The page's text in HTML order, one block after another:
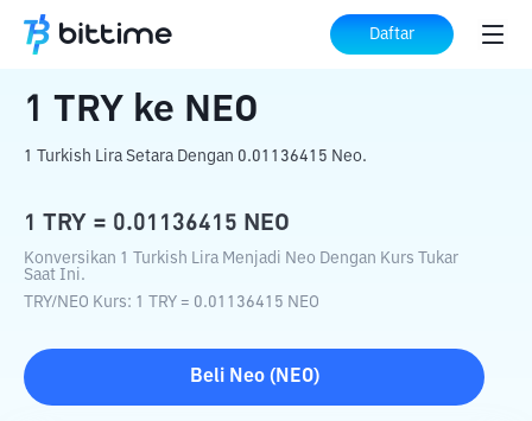
Daftar
Beranda Konverter Kripto ke NEO
1 TRY ke NEO
1 Turkish Lira Setara Dengan 0.01136415 Neo.
1 TRY = 0.01136415 NEO
Konversikan 1 Turkish Lira Menjadi Neo Dengan Kurs Tukar
Saat Ini.
TRY/NEO Kurs: 1 TRY = 0.01136415 NEO
Beli Neo( NEO)